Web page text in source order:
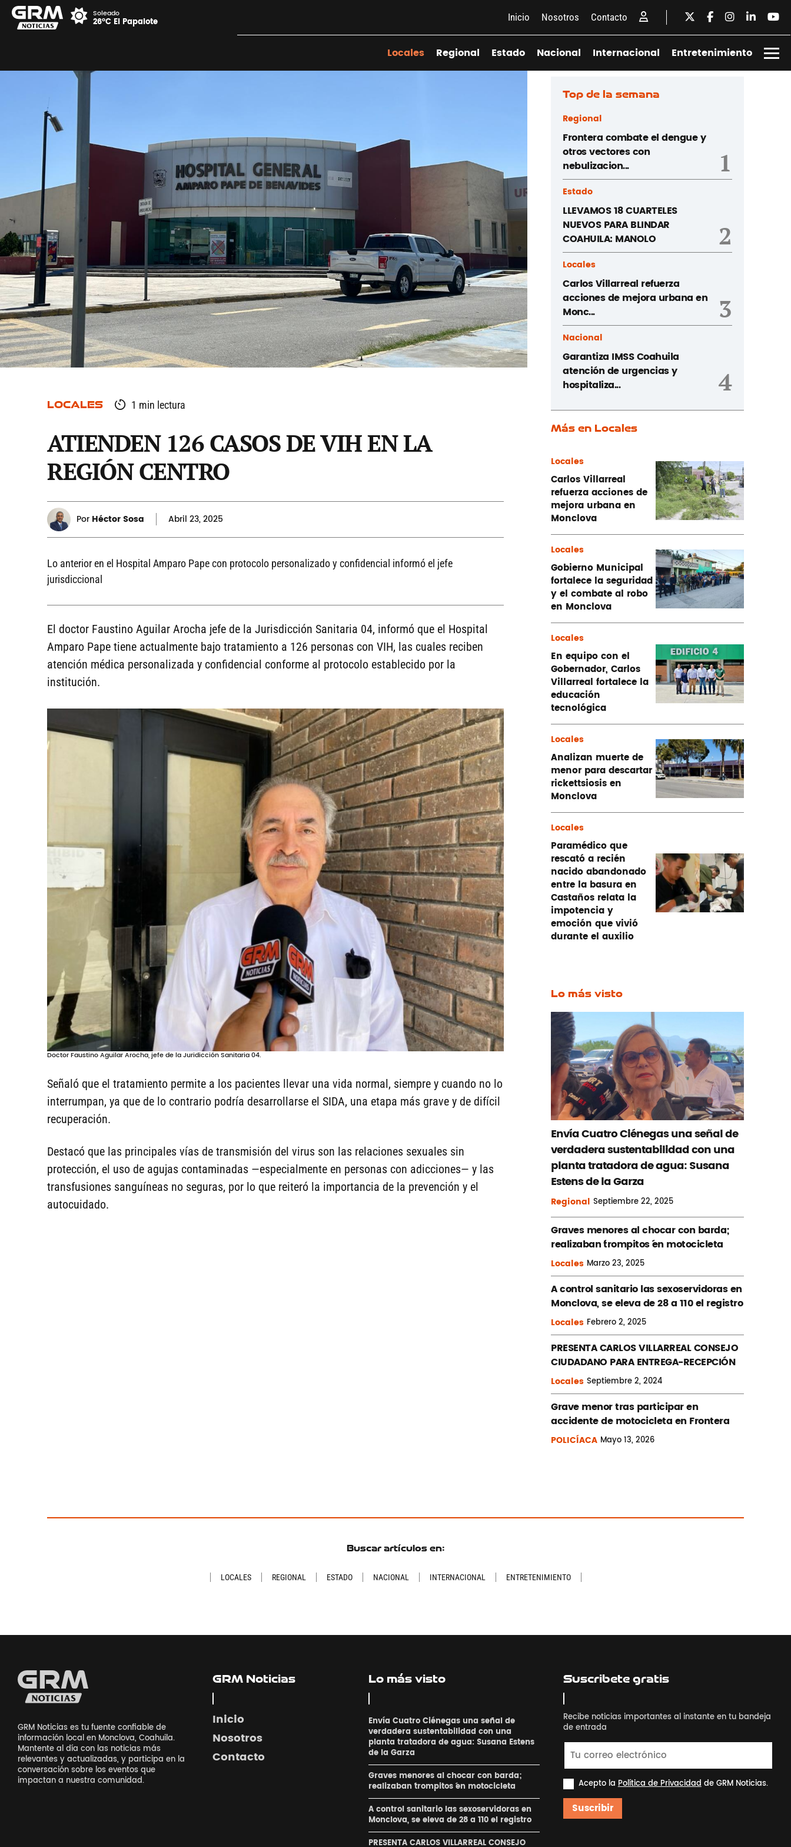
Soleado
26°C El Papalote Inicio Nosotros Contacto
Locales Regional Estado Nacional Internacional Entretenimiento
LOCALES 1 min lectura
ATIENDEN 126 CASOS DE VIH EN LA
REGIÓN CENTRO
Por Héctor Sosa Abril 23, 2025
Lo anterior en el Hospital Amparo Pape con protocolo personalizado y confidencial informó el jefe
jurisdiccional
El doctor Faustino Aguilar Arocha jefe de la Jurisdicción Sanitaria 04, informó que el Hospital
Amparo Pape tiene actualmente bajo tratamiento a 126 personas con VIH, las cuales reciben
atención médica personalizada y confidencial conforme al protocolo establecido por la
institución.
Doctor Faustino Aguilar Arocha, jefe de la Juridicción Sanitaria 04.
Señaló que el tratamiento permite a los pacientes llevar una vida normal, siempre y cuando no lo
interrumpan, ya que de lo contrario podría desarrollarse el SIDA, una etapa más grave y de difícil
recuperación.
Destacó que las principales vías de transmisión del virus son las relaciones sexuales sin
protección, el uso de agujas contaminadas —especialmente en personas con adicciones— y las
transfusiones sanguíneas no seguras, por lo que reiteró la importancia de la prevención y el
autocuidado.
Top de la semana
Regional
Frontera combate el dengue y
otros vectores con
nebulizacion...
1
Estado
LLEVAMOS 18 CUARTELES
NUEVOS PARA BLINDAR
COAHUILA: MANOLO
2
Locales
Carlos Villarreal refuerza
acciones de mejora urbana en
Monc...
3
Nacional
Garantiza IMSS Coahuila
atención de urgencias y
hospitaliza...
4
Más en Locales
Locales
Carlos Villarreal
refuerza acciones de
mejora urbana en
Monclova
Locales
Gobierno Municipal
fortalece la seguridad
y el combate al robo
en Monclova
Locales
En equipo con el
Gobernador, Carlos
Villarreal fortalece la
educación
tecnológica
Locales
Analizan muerte de
menor para descartar
rickettsiosis en
Monclova
Locales
Paramédico que
rescató a recién
nacido abandonado
entre la basura en
Castaños relata la
impotencia y
emoción que vivió
durante el auxilio
Lo más visto
Envía Cuatro Ciénegas una señal de
verdadera sustentabilidad con una
planta tratadora de agua: Susana
Estens de la Garza
Regional Septiembre22, 2025
Graves menores al chocar con barda;
realizaban ´trompitos ´en motocicleta
Locales Marzo23, 2025
A control sanitario las sexoservidoras en
Monclova, se eleva de 28 a 110 el registro
Locales Febrero2, 2025
PRESENTA CARLOS VILLARREAL CONSEJO
CIUDADANO PARA ENTREGA-RECEPCIÓN
Locales Septiembre2, 2024
Grave menor tras participar en
accidente de motocicleta en Frontera
POLICÍACA Mayo13, 2026
Buscar artículos en:
LOCALES REGIONAL ESTADO NACIONAL INTERNACIONAL ENTRETENIMIENTO
GRM Noticias es tu fuente confiable de
información local en Monclova, Coahuila.
Mantente al día con las noticias más
relevantes y actualizadas, y participa en la
conversación sobre los eventos que
impactan a nuestra comunidad.
GRM Noticias
Inicio
Nosotros
Contacto
Lo más visto
Envía Cuatro Ciénegas una señal de
verdadera sustentabilidad con una
planta tratadora de agua: Susana Estens
de la Garza
Graves menores al chocar con barda;
realizaban ´trompitos ´en motocicleta
A control sanitario las sexoservidoras en
Monclova, se eleva de 28 a 110 el registro
PRESENTA CARLOS VILLARREAL CONSEJO
Suscribete gratis
Recibe noticias importantes al instante en tu bandeja
de entrada
Acepto laPolítica de Privacidadde GRM Noticias.
Suscribir